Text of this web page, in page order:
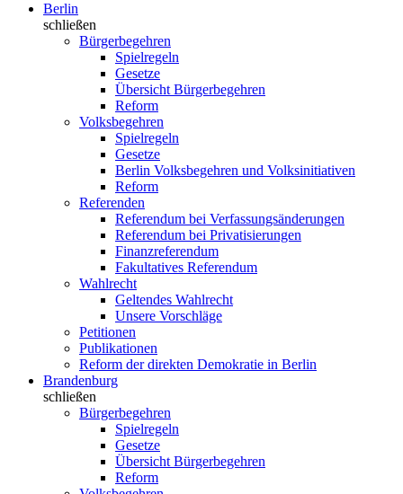
Berlin
schließen
Bürgerbegehren
Spielregeln
Gesetze
Übersicht Bürgerbegehren
Reform
Volksbegehren
Spielregeln
Gesetze
Berlin Volksbegehren und Volksinitiativen
Reform
Referenden
Referendum bei Verfassungsänderungen
Referendum bei Privatisierungen
Finanzreferendum
Fakultatives Referendum
Wahlrecht
Geltendes Wahlrecht
Unsere Vorschläge
Petitionen
Publikationen
Reform der direkten Demokratie in Berlin
Brandenburg
schließen
Bürgerbegehren
Spielregeln
Gesetze
Übersicht Bürgerbegehren
Reform